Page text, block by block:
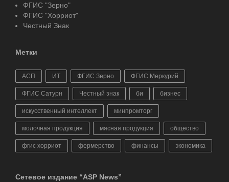
ФГИС "Зерно"
ФГИС "Хорриот"
Честный Знак
Метки
АСП ИТ ФГИС Зерно ФГИС Меркурий
ФГИС Сатурн Честный знак би бизнес
искусственный интеллект минпромторг
молочная продукция мясная продукция общество
фгис хорриот фермерство финансы экономика
Сетевое издание “ASP News”